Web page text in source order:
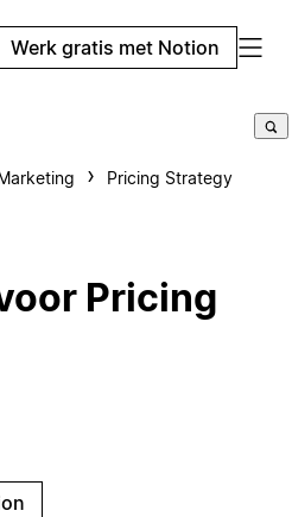
Werk gratis met Notion
Pricing Strategy
Pricing